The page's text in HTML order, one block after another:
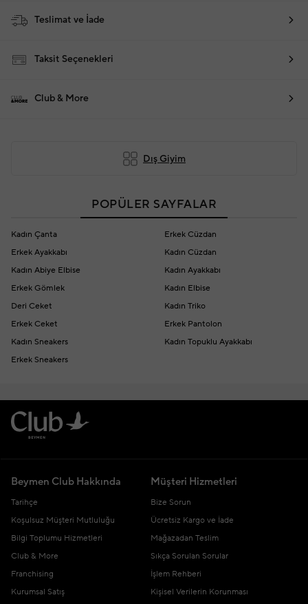
Teslimat ve İade
Taksit Seçenekleri
Club & More
Dış Giyim
POPÜLER SAYFALAR
Kadın Çanta
Erkek Cüzdan
Erkek Ayakkabı
Kadın Cüzdan
Kadın Abiye Elbise
Kadın Ayakkabı
Erkek Gömlek
Kadın Elbise
Deri Ceket
Kadın Triko
Erkek Ceket
Erkek Pantolon
Kadın Sneakers
Kadın Topuklu Ayakkabı
Erkek Sneakers
Beymen Club Hakkında
Tarihçe
Koşulsuz Müşteri Mutluluğu
Bilgi Toplumu Hizmetleri
Club & More
Franchising
Kurumsal Satış
Müşteri Hizmetleri
Bize Sorun
Ücretsiz Kargo ve İade
Mağazadan Teslim
Sıkça Sorulan Sorular
İşlem Rehberi
Kişisel Verilerin Korunması